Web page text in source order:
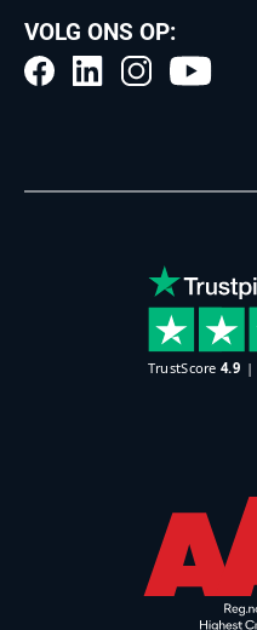
VOLG ONS OP: